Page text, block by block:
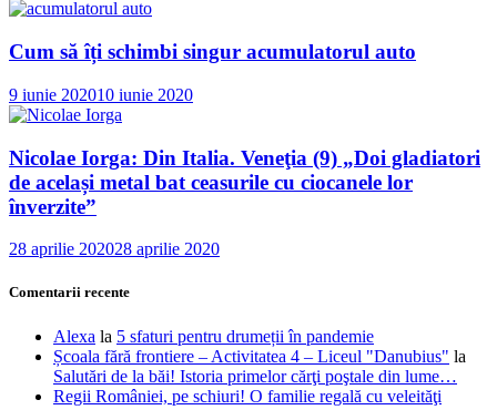
Cum să îți schimbi singur acumulatorul auto
9 iunie 202010 iunie 2020
Nicolae Iorga: Din Italia. Veneţia (9) „Doi gladiatori
de același metal bat ceasurile cu ciocanele lor
înverzite”
28 aprilie 202028 aprilie 2020
Comentarii recente
Alexa la 5 sfaturi pentru drumeții în pandemie
Școala fără frontiere – Activitatea 4 – Liceul "Danubius" la
Salutări de la băi! Istoria primelor cărţi poştale din lume…
Regii României, pe schiuri! O familie regală cu veleităţi